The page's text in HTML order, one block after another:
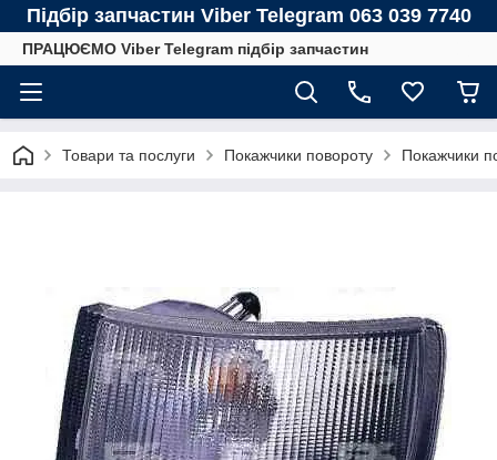
Підбір запчастин Viber Telegram 063 039 7740
ПРАЦЮЄМО Viber Telegram підбір запчастин
Товари та послуги Покажчики повороту Покажчики